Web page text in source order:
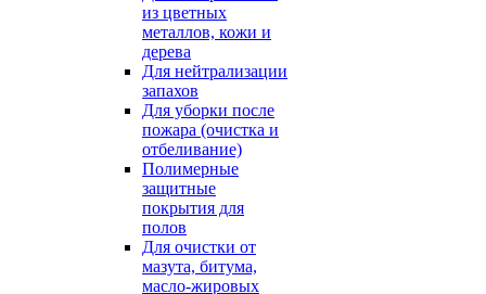
из цветных
металлов, кожи и
дерева
Для нейтрализации
запахов
Для уборки после
пожара (очистка и
отбеливание)
Полимерные
защитные
покрытия для
полов
Для очистки от
мазута, битума,
масло-жировых